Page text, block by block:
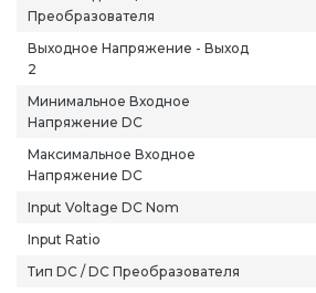
Преобразователя
Выходное Напряжение - Выход
2
Минимальное Входное
Напряжение DC
Максимальное Входное
Напряжение DC
Input Voltage DC Nom
Input Ratio
Тип DC / DC Преобразователя
Липецк
Магадан
Магнитогорск
Махачкала